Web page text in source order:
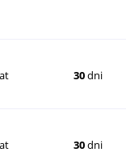
30dni
30dni